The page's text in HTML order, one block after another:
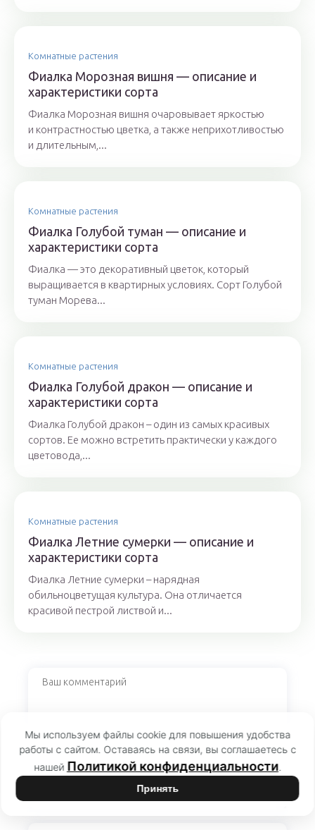
Комнатные растения
Фиалка Морозная вишня — описание и
характеристики сорта
Фиалка Морозная вишня очаровывает яркостью
и контрастностью цветка, а также неприхотливостью
и длительным,...
Комнатные растения
Фиалка Голубой туман — описание и
характеристики сорта
Фиалка — это декоративный цветок, который
выращивается в квартирных условиях. Сорт Голубой
туман Морева...
Комнатные растения
Фиалка Голубой дракон — описание и
характеристики сорта
Фиалка Голубой дракон – один из самых красивых
сортов. Ее можно встретить практически у каждого
цветовода,...
Комнатные растения
Фиалка Летние сумерки — описание и
характеристики сорта
Фиалка Летние сумерки – нарядная
обильноцветущая культура. Она отличается
красивой пестрой листвой и...
Мы используем файлы cookie для повышения удобства
работы с сайтом. Оставаясь на связи, вы соглашаетесь с
нашей Политикой конфиденциальности.
Принять